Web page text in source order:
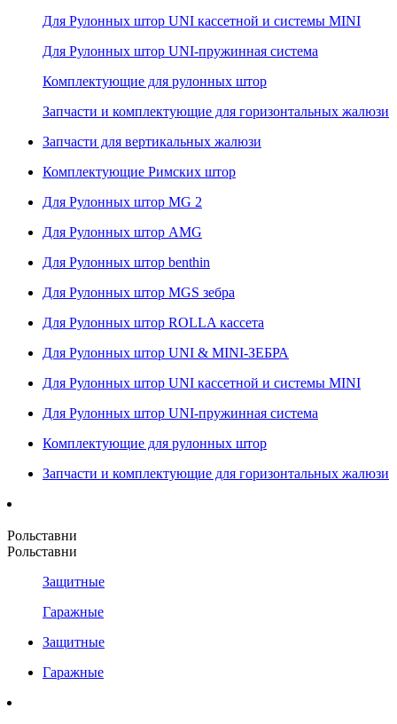
Для Рулонных штор UNI кассетной и системы MINI
Для Рулонных штор UNI-пружинная система
Комплектующие для рулонных штор
Запчасти и комплектующие для горизонтальных жалюзи
Запчасти для вертикальных жалюзи
Комплектующие Римских штор
Для Рулонных штор MG 2
Для Рулонных штор AMG
Для Рулонных штор benthin
Для Рулонных штор MGS зебра
Для Рулонных штор ROLLA кассета
Для Рулонных штор UNI & MINI-ЗЕБРА
Для Рулонных штор UNI кассетной и системы MINI
Для Рулонных штор UNI-пружинная система
Комплектующие для рулонных штор
Запчасти и комплектующие для горизонтальных жалюзи
Рольставни
Рольставни
Защитные
Гаражные
Защитные
Гаражные